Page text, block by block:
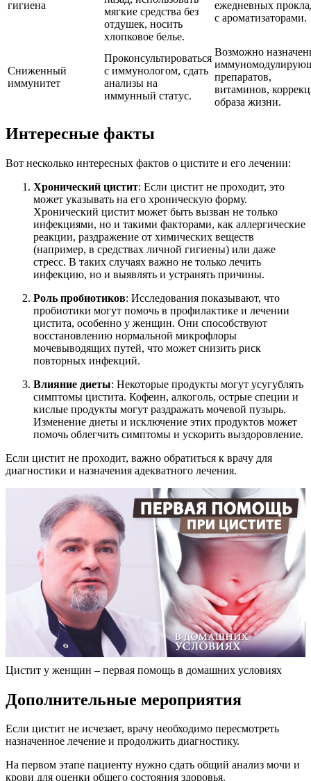
гигиена
мягкие средства без
отдушек, носить
хлопковое белье.
ежедневных
с ароматизаторами.
Сниженный
иммунитет
Проконсультироваться
с иммунологом, сдать
анализы на
иммунный статус.
Возможно
препаратов,
витаминов,
образа жизни.
Интересные факты
Вот несколько интересных фактов о цистите и его лечении:
Хронический цистит: Если цистит не проходит, это
может указывать на его хроническую форму.
Хронический цистит может быть вызван не только
инфекциями, но и такими факторами, как аллергические
реакции, раздражение от химических веществ
(например, в средствах личной гигиены) или даже
стресс. В таких случаях важно не только лечить
инфекцию, но и выявлять и устранять причины.
Роль пробиотиков: Исследования показывают, что
пробиотики могут помочь в профилактике и лечении
цистита, особенно у женщин. Они способствуют
восстановлению нормальной микрофлоры
мочевыводящих путей, что может снизить риск
повторных инфекций.
Влияние диеты: Некоторые продукты могут усугублять
симптомы цистита. Кофеин, алкоголь, острые специи и
кислые продукты могут раздражать мочевой пузырь.
Изменение диеты и исключение этих продуктов может
помочь облегчить симптомы и ускорить выздоровление.
Если цистит не проходит, важно обратиться к врачу для
диагностики и назначения адекватного лечения.
Цистит у женщин – первая помощь в домашних условиях
Дополнительные мероприятия
Если цистит не исчезает, врачу необходимо пересмотреть
назначенное лечение и продолжить диагностику.
На первом этапе пациенту нужно сдать общий анализ мочи и
крови для оценки общего состояния здоровья.